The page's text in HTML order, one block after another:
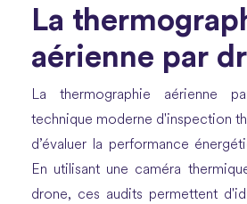
La
aérienne par
La thermographie aérienne
technique moderne d'inspection
d’évaluer la performance
En utilisant une caméra
drone, ces audits permettent